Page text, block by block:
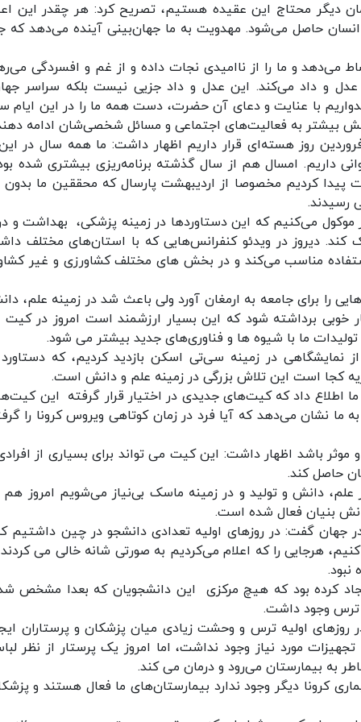
دیگر محتاج این عقیده هستیم، تصریح کرد: هر چقدر این
حاصل می‌شود. مهدویت به ما جهان‌بینی آینده می‌دهد که
می‌دهد و ما را از ناامیدی نجات داده و از غم و افسردگی
عدل و داد می‌کند. این عدل و داد جزیی نیست بلکه سراسر
با عنایت و دعای آن حضرت، دست همه ما را در این
بیشتر به فعالیت‌های اجتماعی و مسائل شخصی‌شان ادامه
جمهوری با اشاره به این که امروز در روز ۲۰ فروردین روز هسته‌ای قرار داریم اظهار داشت: ما همه سال در
داریم. امسال هم از سال گذشته برنامه‌ریزی بیشتری شده
کردیم مخصوصا از اردیبهشت پارسال که محققین ما بدون
رسیدند.
موکول می‌کنیم که این دستاوردها در زمینه پزشکی، بهداشت و
کند. دیروز در ویدئو کنفرانس‌هایی که با استان‌های مختلف
مناسب می‌کند و در بخش های مختلف کشاورزی و غیر
را برای جامعه به ارمغان آورد ولی باعث شد در زمینه علم،
برداشته شود که این بسیار ارزشمند است امروز در
ما با شیوه ها و فناوری‌های جدید بیشتر می شود.
در زمینه سی‌تی اسکن بازدید کردیم، که
کجا است این تلاش بزرگی در زمینه علم و دانش است.
اطلاع داد که کیت‌های جدیدی در اختیار قرار گرفته این
نشان می‌دهد که آیا فرد در زمان کوتاهی ویروس کرونا را
باشد اظهار داشت: این کیت می تواند برای بسیاری از
حاصل کند.
دانش و تولید و در زمینه ماسک بی‌نیاز می‌شویم امروز هم
بنیان فعال شده است.
در جهان گفت: در روزهای اولیه تعدادی دانشجو در چین داشتیم
کنیم، هرجایی را که اعلام می‌کردیم به صورتی شانه خالی می
نبود.
کرده بود که هیچ مرکزی این دانشجویان که بعدا مشخص
ترس وجود داشت.
اولیه ترس و وحشت زیادی میان پزشکان و پرستاران
تجهیزات مورد نیاز وجود نداشت، اما امروز یک پرستار از نظر
به بیمارستان می‌رود و درمان می کند.
کرونا دیگر وجود ندارد بیمارستان‌های ما فعال هستند و